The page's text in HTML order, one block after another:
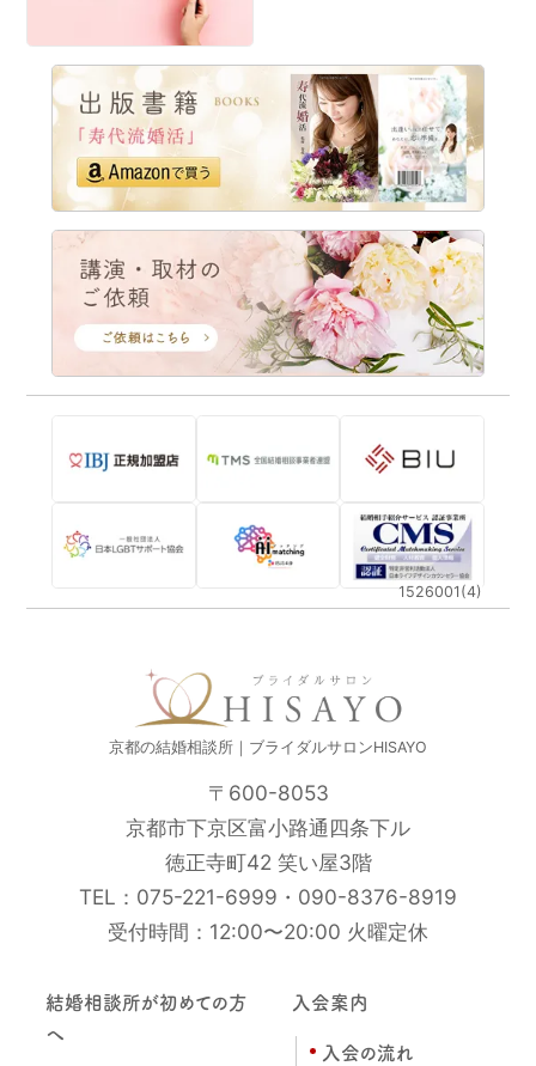
1526001(4)
京都の結婚相談所｜ブライダルサロンHISAYO
〒600-8053
京都市下京区富小路通四条下ル
徳正寺町42 笑い屋3階
TEL： 075-221-6999 ・ 090-8376-8919
受付時間：12:00〜20:00 火曜定休
結婚相談所が初めての方
へ
入会案内
入会の流れ